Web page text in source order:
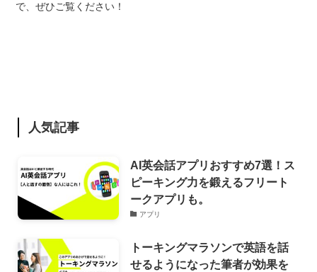
で、ぜひご覧ください！
人気記事
AI英会話アプリおすすめ7選！ス
ピーキング力を鍛えるフリート
ークアプリも。
アプリ
トーキングマラソンで英語を話
せるようになった筆者が効果を